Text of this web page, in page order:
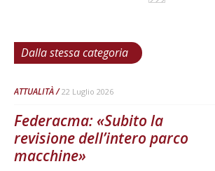
Dalla stessa categoria
ATTUALITÀ 22 Luglio 2026
Federacma: «Subito la
revisione dell’intero parco
macchine»